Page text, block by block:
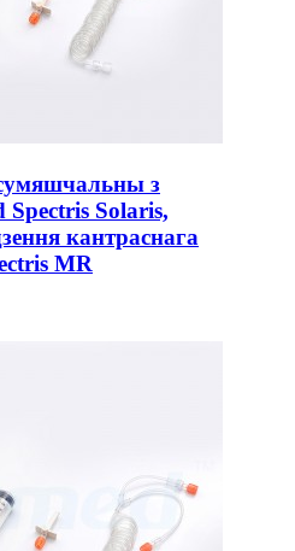
з
Solaris,
кантраснага
MR